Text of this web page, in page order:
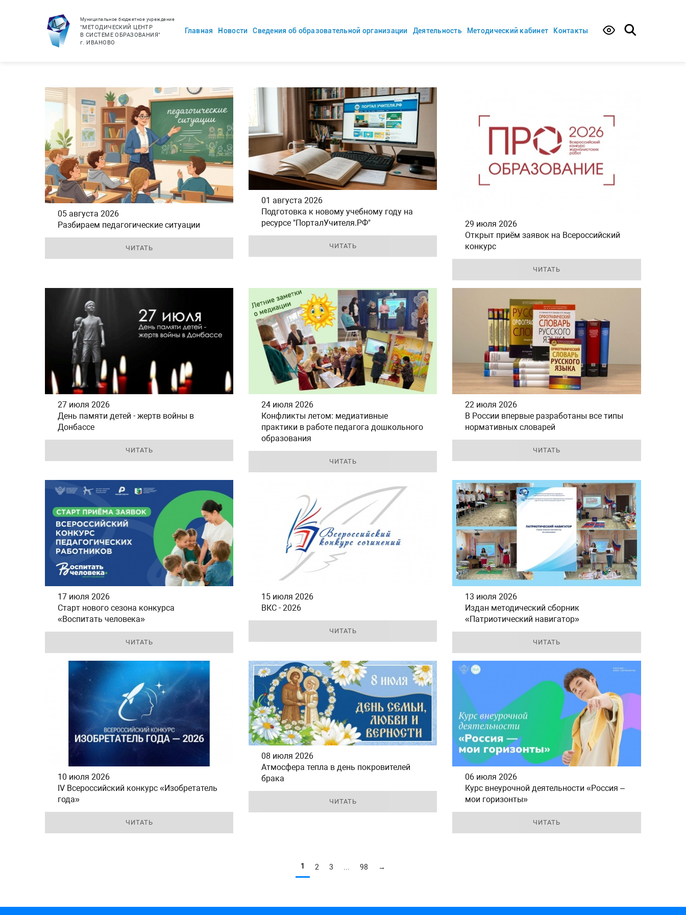
Муниципальное бюджетное учреждение
"МЕТОДИЧЕСКИЙ ЦЕНТР
В СИСТЕМЕ ОБРАЗОВАНИЯ"
г. ИВАНОВО
Главная Новости Сведения об образовательной организации Деятельность Методический кабинет Контакты
05 августа 2026
Разбираем педагогические ситуации
ЧИТАТЬ
01 августа 2026
Подготовка к новому учебному году на
ресурсе "ПорталУчителя.РФ"
ЧИТАТЬ
29 июля 2026
Открыт приём заявок на Всероссийский
конкурс
ЧИТАТЬ
27 июля 2026
День памяти детей - жертв войны в
Донбассе
ЧИТАТЬ
24 июля 2026
Конфликты летом: медиативные
практики в работе педагога дошкольного
образования
ЧИТАТЬ
22 июля 2026
В России впервые разработаны все типы
нормативных словарей
ЧИТАТЬ
17 июля 2026
Старт нового сезона конкурса
«Воспитать человека»
ЧИТАТЬ
15 июля 2026
ВКС - 2026
ЧИТАТЬ
13 июля 2026
Издан методический сборник
«Патриотический навигатор»
ЧИТАТЬ
10 июля 2026
IV Всероссийский конкурс «Изобретатель
года»
ЧИТАТЬ
08 июля 2026
Атмосфера тепла в день покровителей
брака
ЧИТАТЬ
06 июля 2026
Курс внеурочной деятельности «Россия –
мои горизонты»
ЧИТАТЬ
1 2 3 98 →